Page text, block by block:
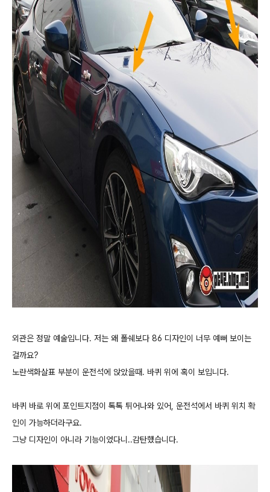
외관은 정말 예술입니다. 저는 왜 폴쉐보다 86 디자인이 너무 예뻐 보이는
걸까요?
노란색화살표 부분이 운전석에 앉았을때. 바퀴 위에 혹이 보입니다.
바퀴 바로 위에 포인트지점이 톡톡 튀어나와 있어, 운전석에서 바퀴 위치 확
인이 가능하더라구요.
그냥 디자인이 아니라 기능이었다니..감탄했습니다.